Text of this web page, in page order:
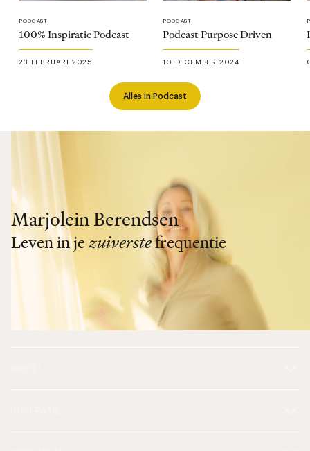
Alles in Podcast
PODCAST
100% Inspiratie Podcast
23 FEBRUARI 2025
PODCAST
Podcast Purpose Driven
10 DECEMBER 2024
Marjolein Berendsen
Leven in jezuiverstefrequentie